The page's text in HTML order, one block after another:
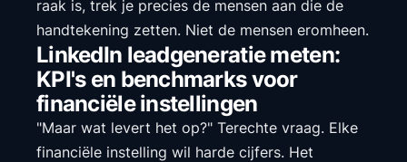
raak is, trek je precies de mensen aan die de
handtekening zetten. Niet de mensen eromheen.
LinkedIn leadgeneratie meten:
KPI's en benchmarks voor
financiële instellingen
"Maar wat levert het op?" Terechte vraag. Elke
financiële instelling wil harde cijfers. Het